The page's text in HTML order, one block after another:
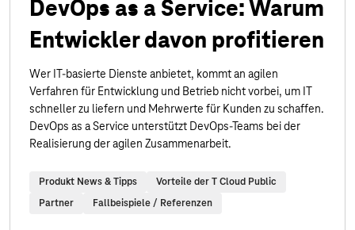
DevOps as a Service: Warum
Entwickler davon profitieren
Wer IT-basierte Dienste anbietet, kommt an agilen
Verfahren für Entwicklung und Betrieb nicht vorbei, um IT
schneller zu liefern und Mehrwerte für Kunden zu schaffen.
DevOps as a Service unterstützt DevOps-Teams bei der
Realisierung der agilen Zusammenarbeit.
Produkt News & Tipps
Vorteile der T Cloud Public
Partner
Fallbeispiele / Referenzen